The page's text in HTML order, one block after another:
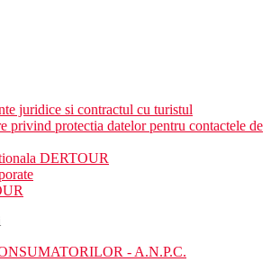
juridice si contractul cu turistul
privind protectia datelor pentru contactele de
DERTOUR
- A.N.P.C.